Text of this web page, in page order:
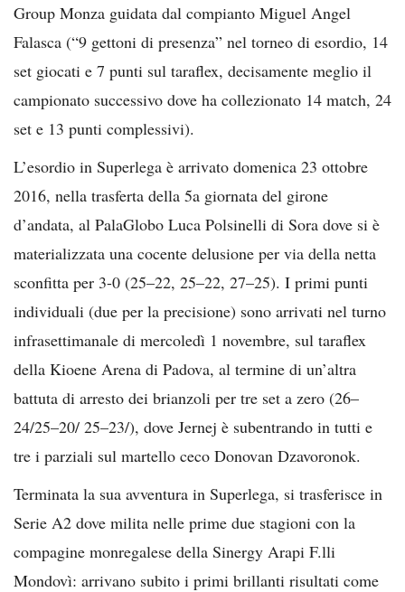
Group Monza guidata dal compianto Miguel Angel
Falasca (“9 gettoni di presenza” nel torneo di esordio, 14
set giocati e 7 punti sul taraflex, decisamente meglio il
campionato successivo dove ha collezionato 14 match, 24
set e 13 punti complessivi).
L’esordio in Superlega è arrivato domenica 23 ottobre
2016, nella trasferta della 5a giornata del girone
d’andata, al PalaGlobo Luca Polsinelli di Sora dove si è
materializzata una cocente delusione per via della netta
sconfitta per 3-0 (25–22, 25–22, 27–25). I primi punti
individuali (due per la precisione) sono arrivati nel turno
infrasettimanale di mercoledì 1 novembre, sul taraflex
della Kioene Arena di Padova, al termine di un’altra
battuta di arresto dei brianzoli per tre set a zero (26–
24/25–20/ 25–23/), dove Jernej è subentrando in tutti e
tre i parziali sul martello ceco Donovan Dzavoronok.
Terminata la sua avventura in Superlega, si trasferisce in
Serie A2 dove milita nelle prime due stagioni con la
compagine monregalese della Sinergy Arapi F.lli
Mondovì: arrivano subito i primi brillanti risultati come